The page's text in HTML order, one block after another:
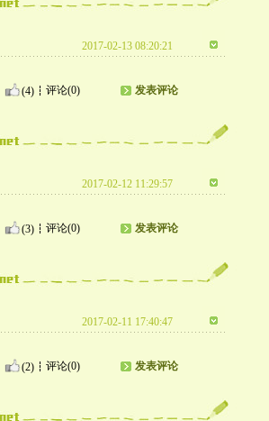
2017-02-13 08:20:21
(4) 评论(0) 发表评论
2017-02-12 11:29:57
(3) 评论(0) 发表评论
2017-02-11 17:40:47
(2) 评论(0) 发表评论